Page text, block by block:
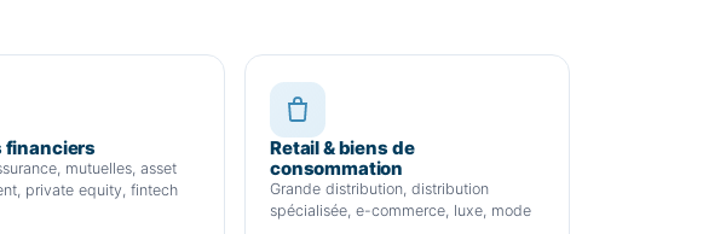
financiers
mutuelles, asset
private equity, fintech
Retail & biens de
consommation
Grande distribution, distribution
spécialisée, e-commerce, luxe, mode